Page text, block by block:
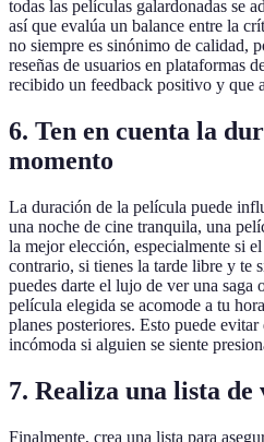
todas las películas galardonadas se
así que evalúa un balance entre la
no siempre es sinónimo de calidad,
reseñas de usuarios en plataformas
recibido un feedback positivo y que
6. Ten en cuenta la
momento
La duración de la película puede
una noche de cine tranquila, una
la mejor elección, especialmente si
contrario, si tienes la tarde libre y te
puedes darte el lujo de ver una saga
película elegida se acomode a tu
planes posteriores. Esto puede
incómoda si alguien se siente
7. Realiza una lista
Finalmente, crea una lista para